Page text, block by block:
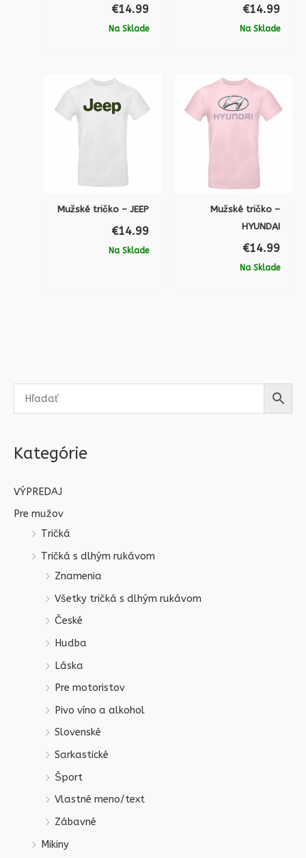
Kategórie
VÝPREDAJ
Pre mužov
Tričká
Tričká s dlhým rukávom
Znamenia
Všetky tričká s dlhým rukávom
České
Hudba
Láska
Pre motoristov
Pivo víno a alkohol
Slovenské
Sarkastické
Šport
Vlastné meno/text
Zábavné
Mikiny
€14.99
Na Sklade
€14.99
Na Sklade
Mužské tričko – JEEP
€14.99
Na Sklade
Mužské tričko –
HYUNDAI
€14.99
Na Sklade